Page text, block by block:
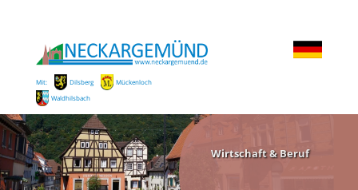
Mit: Dilsberg
Mückenloch
Waldhilsbach
Wirtschaft & Beruf